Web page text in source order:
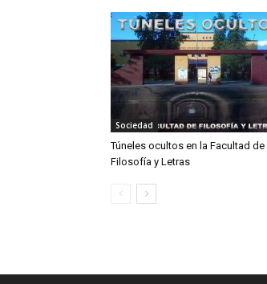
Sociedad
Túneles ocultos en la Facultad de
Filosofía y Letras